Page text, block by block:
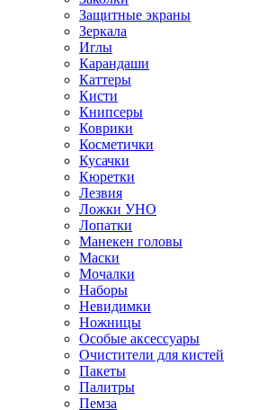
Защитные экраны
Зеркала
Иглы
Карандаши
Каттеры
Кисти
Книпсеры
Коврики
Косметички
Кусачки
Кюретки
Лезвия
Ложки УНО
Лопатки
Манекен головы
Маски
Мочалки
Наборы
Невидимки
Ножницы
Особые аксессуары
Очистители для кистей
Пакеты
Палитры
Пемза